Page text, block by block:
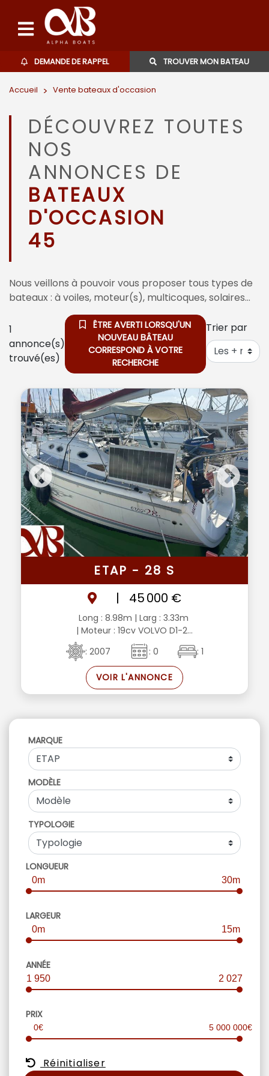
Bateaux d'occasions
L'agence
Contact
06 27 07 57 11
DEMANDE DE RAPPEL TROUVER MON BATEAU
Accueil > Vente bateaux d'occasion
DÉCOUVREZ TOUTES
NOS
ANNONCES DE
BATEAUX
D'OCCASION
45
Nous veillons à pouvoir vous proposer tous types de
bateaux : à voiles, moteur(s), multicoques, solaires…
1
annonce(s)
trouvé(es)
ÊTRE AVERTI LORSQU'UN
NOUVEAU BÂTEAU
CORRESPOND À VOTRE
RECHERCHE
Trier par
ETAP - 28 S
|
45 000 €
Long : 8.98m | Larg : 3.33m
| Moteur : 19cv VOLVO D1-2...
: 2007
: 0 : 1
VOIR L'ANNONCE
MARQUE
MODÈLE
TYPOLOGIE
LONGUEUR
0m 30m
LARGEUR
0m 15m
ANNÉE
1 950 2 027
PRIX
0€ 5 000 000€
Réinitialiser